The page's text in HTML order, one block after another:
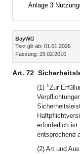
Anlage 3
Inhalt
BayWG
Text gilt ab: 01.01.2026
Fassung: 25.02.2010
Art. 72
(1) 1Zur
erforderlich ist.
entsprechend
(2) Art und